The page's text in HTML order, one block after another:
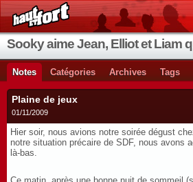
Notes Catégories Archives Tags
Plaine de jeux
01/11/2009
Hier soir, nous avions notre soirée dégust
notre situation précaire de SDF, nous avons
là-bas.